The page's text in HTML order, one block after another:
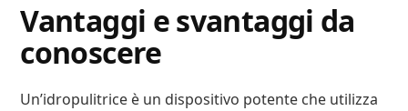
Vantaggi e svantaggi da
conoscere
Un’idropulitrice è un dispositivo potente che utilizza